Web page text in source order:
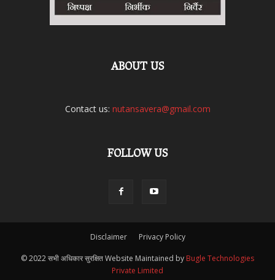
ABOUT US
Contact us: nutansavera@gmail.com
FOLLOW US
Disclaimer Privacy Policy
© 2022 सभी अधिकार सुरक्षित Website Maintained by Bugle Technologies
Private Limited